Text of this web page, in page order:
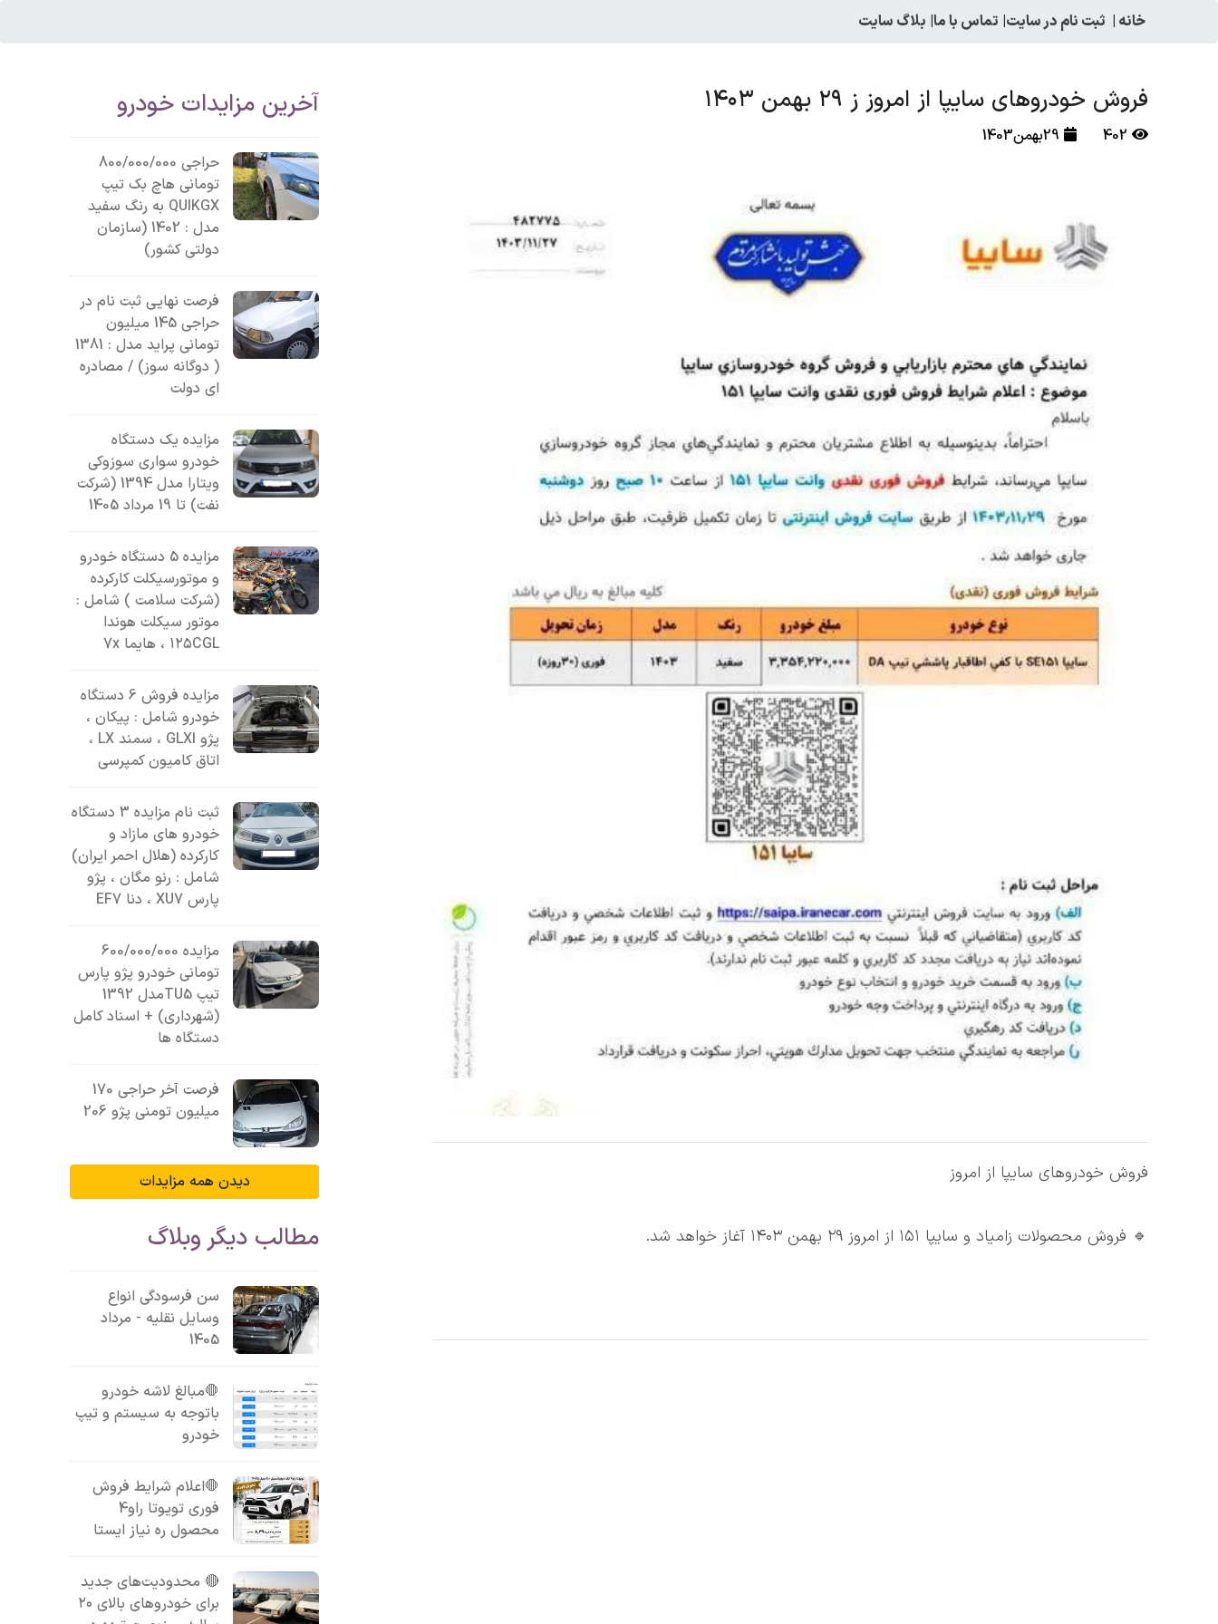
خانه | ثبت نام در سایت| تماس با ما| بلاگ سایت
فروش خودروهای سایپا از امروز ز ۲۹ بهمن ۱۴۰۳
402 29بهمن1403
فروش خودروهای سایپا از امروز
🔹 فروش محصولات زامیاد و سایپا ۱۵۱ از امروز ۲۹ بهمن ۱۴۰۳ آغاز خواهد شد.
آخرین مزایدات خودرو
حراجی 800/000/000
تومانی ھاچ بک تیپ
QUIKGX به رنگ سفید
مدل : 1402 (سازمان
دولتی کشور)
فرصت نهایی ثبت نام در
حراجی 145 میلیون
تومانی پراید مدل : 1381
( دوگانه سوز) / مصادره
ای دولت
مزایده یک دستگاه
خودرو سواری سوزوکی
ویتارا مدل 1394 (شرکت
نفت) تا 19 مرداد 1405
مزایده 5 دستگاه خودرو
و موتورسیکلت کارکرده
(شرکت سلامت ) شامل :
موتور سیکلت هوندا
۱۲۵CGL ، هایما 7x
مزایده فروش 6 دستگاه
خودرو شامل : پیکان ،
پژو GLXI ، سمند LX ،
اتاق کامیون کمپرسی
ثبت نام مزایده 3 دستگاه
خودرو های مازاد و
کارکرده (هلال احمر ایران)
شامل : رنو مگان ، پژو
پارس XU7 ، دنا EF7
مزایده 600/000/000
تومانی خودرو پژو پارس
تیپ TU5مدل 1392
(شهرداری) + اسناد کامل
دستگاه ها
فرصت آخر حراجی 170
میلیون تومنی پژو 206
دیدن همه مزایدات
مطالب دیگر وبلاگ
سن فرسودگی انواع
وسایل نقلیه - مرداد
1405
🛑مبالغ لاشه خودرو
باتوجه به سیستم و تیپ
خودرو
🛑اعلام شرایط فروش
فوری تویوتا راو4
محصول ره نیاز ایستا
🔴 محدودیت‌های جدید
برای خودروهای بالای ۲۰